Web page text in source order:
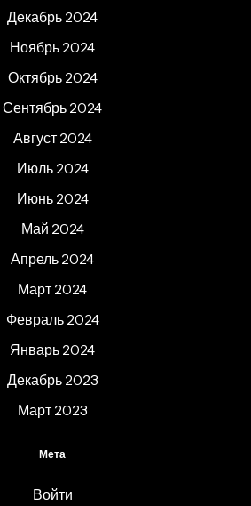
Декабрь 2024
Ноябрь 2024
Октябрь 2024
Сентябрь 2024
Август 2024
Июль 2024
Июнь 2024
Май 2024
Апрель 2024
Март 2024
Февраль 2024
Январь 2024
Декабрь 2023
Март 2023
Мета
Войти